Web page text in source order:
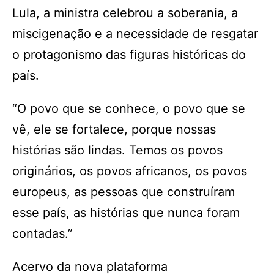
Lula, a ministra celebrou a soberania, a
miscigenação e a necessidade de resgatar
o protagonismo das figuras históricas do
país.
“O povo que se conhece, o povo que se
vê, ele se fortalece, porque nossas
histórias são lindas. Temos os povos
originários, os povos africanos, os povos
europeus, as pessoas que construíram
esse país, as histórias que nunca foram
contadas.”
Acervo da nova plataforma